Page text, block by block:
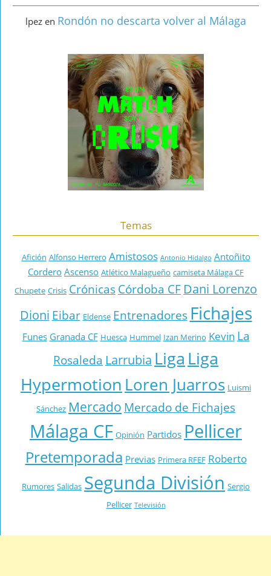
lpez en Rondón no descarta volver al Málaga
Temas
Afición Alfonso Herrero Amistosos Antonio Hidalgo Antoñito
CorderoAscenso Atlético Malagueño camiseta Málaga CF
Chupete Crisis Crónicas Córdoba CF Dani Lorenzo
Dioni Eibar Eldense Entrenadores Fichajes
Funes Granada CF Huesca Hummel Izan Merino Kevin La
Rosaleda Larrubia Liga Liga
Hypermotion Loren Juarros Luismi
Sánchez Mercado Mercado de Fichajes
Málaga CF Opinión Partidos Pellicer
Pretemporada Previas Primera RFEF Roberto
Rumores Salidas Segunda División Sergio
Pellicer Televisión